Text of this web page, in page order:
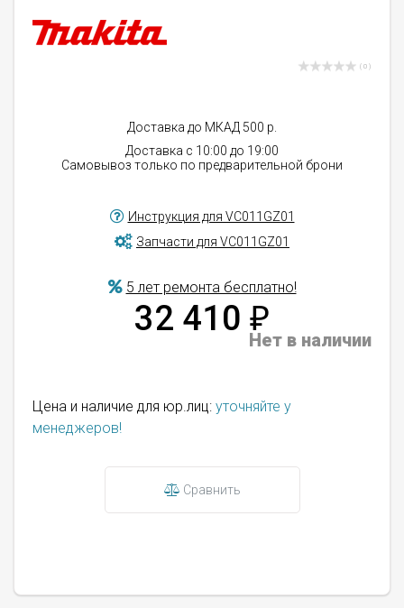
( 0 )
Доставка до МКАД 500 р.
Доставка с 10:00 до 19:00
Самовывоз только по предварительной брони
Инструкция для VC011GZ01
Запчасти для VC011GZ01
5 лет ремонта бесплатно!
32 410 ₽
Нет в наличии
Цена и наличие для юр.лиц: уточняйте у
менеджеров!
Сравнить